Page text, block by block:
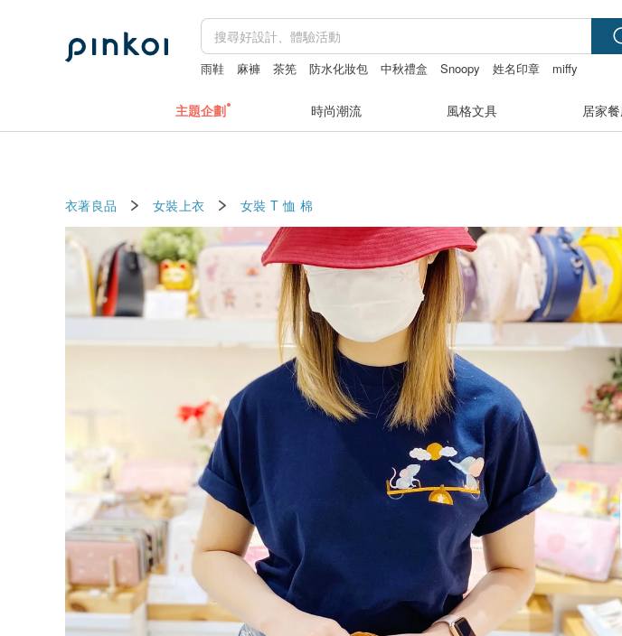
雨鞋 麻褲 茶筅 防水化妝包 中秋禮盒 Snoopy 姓名印章 miffy
主題企劃 時尚潮流 風格文具 居家
衣著良品 女裝上衣 女裝 T 恤 棉